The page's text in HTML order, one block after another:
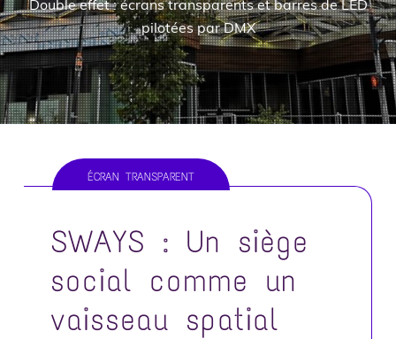
o
n
p
r
i
n
i
n
c
i
p
a
e
Double effet : écrans transparents et barres de LED
pilotées par DMX
ÉCRAN TRANSPARENT
SWAYS : Un siège
social comme un
vaisseau spatial